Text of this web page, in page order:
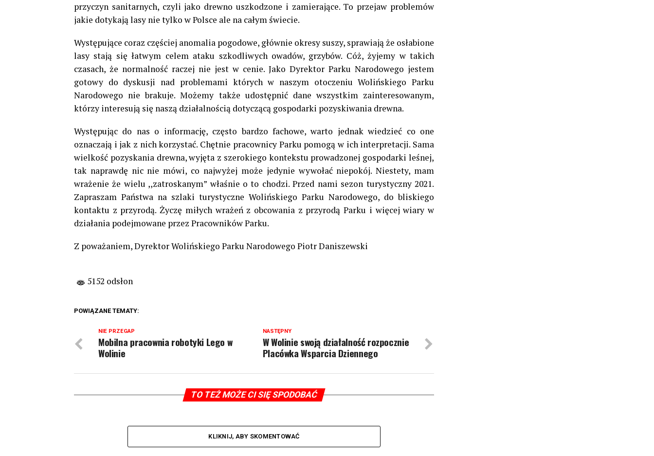
przyczyn sanitarnych, czyli jako drewno uszkodzone i zamierające. To przejaw problemów
jakie dotykają lasy nie tylko w Polsce ale na całym świecie.
Występujące coraz częściej anomalia pogodowe, głównie okresy suszy, sprawiają że osłabione
lasy stają się łatwym celem ataku szkodliwych owadów, grzybów. Cóż, żyjemy w takich
czasach, że normalność raczej nie jest w cenie. Jako Dyrektor Parku Narodowego jestem
gotowy do dyskusji nad problemami których w naszym otoczeniu Wolińskiego Parku
Narodowego nie brakuje. Możemy także udostępnić dane wszystkim zainteresowanym,
którzy interesują się naszą działalnością dotyczącą gospodarki pozyskiwania drewna.
Występując do nas o informację, często bardzo fachowe, warto jednak wiedzieć co one
oznaczają i jak z nich korzystać. Chętnie pracownicy Parku pomogą w ich interpretacji. Sama
wielkość pozyskania drewna, wyjęta z szerokiego kontekstu prowadzonej gospodarki leśnej,
tak naprawdę nic nie mówi, co najwyżej może jedynie wywołać niepokój. Niestety, mam
wrażenie że wielu ,,zatroskanym” właśnie o to chodzi. Przed nami sezon turystyczny 2021.
Zapraszam Państwa na szlaki turystyczne Wolińskiego Parku Narodowego, do bliskiego
kontaktu z przyrodą. Życzę miłych wrażeń z obcowania z przyrodą Parku i więcej wiary w
działania podejmowane przez Pracowników Parku.
Z poważaniem, Dyrektor Wolińskiego Parku Narodowego Piotr Daniszewski
5152 odsłon
POWIĄZANE TEMATY:
NASTĘPNY
W Wolinie swoją działalność rozpocznie
Placówka Wsparcia Dziennego
NIE PRZEGAP
Mobilna pracownia robotyki Lego w
Wolinie
TO TEŻ MOŻE CI SIĘ SPODOBAĆ
KLIKNIJ, ABY SKOMENTOWAĆ